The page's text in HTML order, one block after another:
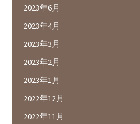
2023年6月
2023年4月
2023年3月
2023年2月
2023年1月
2022年12月
2022年11月